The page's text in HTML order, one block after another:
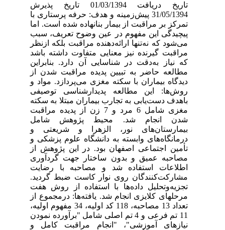
تاریخ دریافت 01/03/1394 تاریخ پذیرش
31/05/1394 پیش‌زمینه و هدف: حرفه پرستاری با
تمرکز بر مراقبت از بیمار بنانهاده شده است. اما
پیچیدگی این مفهوم در عین وضوح تعریف، سبب
می‌شود که نه‌تنها ارائه‌دهنده مراقبت بلکه ازنظر
مراقبت گیرنده نیز معنایی متفاوت داشته باشد
که نیاز به‌دقت در شناسایی آن دارد. بنابراین
مطالعه حاضر به تبیین پدیده مراقبت شدن از
دیدگاه بیماران با سکته مغزی می‌پردازد. مواد و
روش‌ها: این مطالعه پدیدارشناسی توصیفی
باهدف دست‌یابی به تجارب بیماران مبتلا به سکته
مغزی شامل 6 مرد و 7 زن از پدیده مراقبت
شدن انجام شد. محیط پژوهش شامل
بیمارستان‌های نور، الزهرا و شریعتی و
درمانگاه‌های وابسته به دانشگاه علوم پزشکی و
تأمین اجتماعی اصفهان بود. در این پژوهش از
مصاحبه عمیق و بدون ساختار جهت گردآوری
اطلاعات استفاده شد و مصاحبه با رضایت
مشارکت‌کنندگان روی نوار کاست ضبط گردید.
تجزیه‌و‌تحلیل داده‌ها با استفاده از روش هفت
مرحله­ای کلایزی انجام شد. یافته‌ها: درمجموع از
تعداد 13 مصاحبه، 118 کد اولیه، 34 مفهوم اولیه،
11 تم فرعی و 4 تم اصلی شامل "برآورده نمودن
نیازهای آموزشی"، "انجام مراقبت کامل و